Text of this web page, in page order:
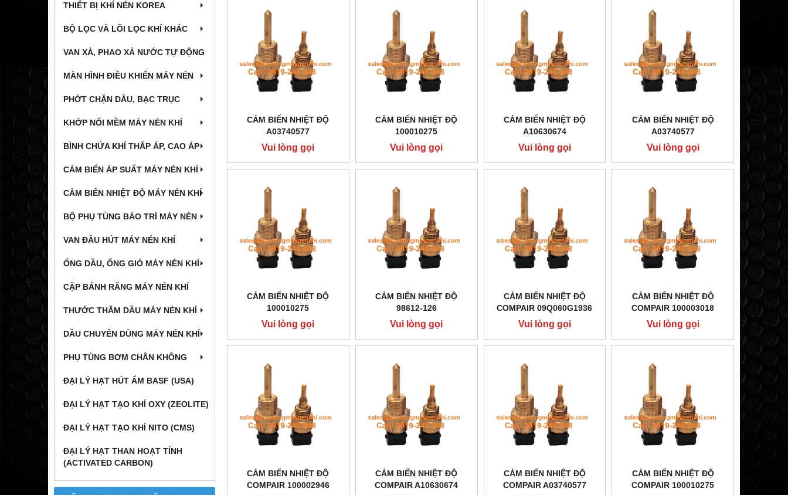
THIẾT BỊ KHÍ NÉN KOREA
BỘ LỌC VÀ LÕI LỌC KHÍ KHÁC
VAN XẢ, PHAO XẢ NƯỚC TỰ ĐỘNG
MÀN HÌNH ĐIỀU KHIỂN MÁY NÉN
PHỚT CHẶN DẦU, BẠC TRỤC
KHỚP NỐI MỀM MÁY NÉN KHÍ
BÌNH CHỨA KHÍ THẤP ÁP, CAO ÁP
CẢM BIẾN ÁP SUẤT MÁY NÉN KHÍ
CẢM BIẾN NHIỆT ĐỘ MÁY NÉN KHÍ
BỘ PHỤ TÙNG BẢO TRÌ MÁY NÉN
VAN ĐẦU HÚT MÁY NÉN KHÍ
ỐNG DẦU, ỐNG GIÓ MÁY NÉN KHÍ
CẶP BÁNH RĂNG MÁY NÉN KHÍ
THƯỚC THĂM DẦU MÁY NÉN KHÍ
DẦU CHUYÊN DÙNG MÁY NÉN KHÍ
PHỤ TÙNG BƠM CHÂN KHÔNG
ĐẠI LÝ HẠT HÚT ẨM BASF (USA)
ĐẠI LÝ HẠT TẠO KHÍ OXY (ZEOLITE)
ĐẠI LÝ HẠT TẠO KHÍ NITO (CMS)
ĐẠI LÝ HẠT THAN HOẠT TÍNH
(ACTIVATED CARBON)
CẢM BIẾN NHIỆT ĐỘ
A03740577
Vui lòng gọi
CẢM BIẾN NHIỆT ĐỘ
100010275
Vui lòng gọi
CẢM BIẾN NHIỆT ĐỘ
A10630674
Vui lòng gọi
CẢM BIẾN NHIỆT ĐỘ
A03740577
Vui lòng gọi
CẢM BIẾN NHIỆT ĐỘ
100010275
Vui lòng gọi
CẢM BIẾN NHIỆT ĐỘ
98612-126
Vui lòng gọi
CẢM BIẾN NHIỆT ĐỘ
COMPAIR 09Q060G1936
Vui lòng gọi
CẢM BIẾN NHIỆT ĐỘ
COMPAIR 100003018
Vui lòng gọi
CẢM BIẾN NHIỆT ĐỘ
COMPAIR 100002946
CẢM BIẾN NHIỆT ĐỘ
COMPAIR A10630674
CẢM BIẾN NHIỆT ĐỘ
COMPAIR A03740577
CẢM BIẾN NHIỆT ĐỘ
COMPAIR 100010275